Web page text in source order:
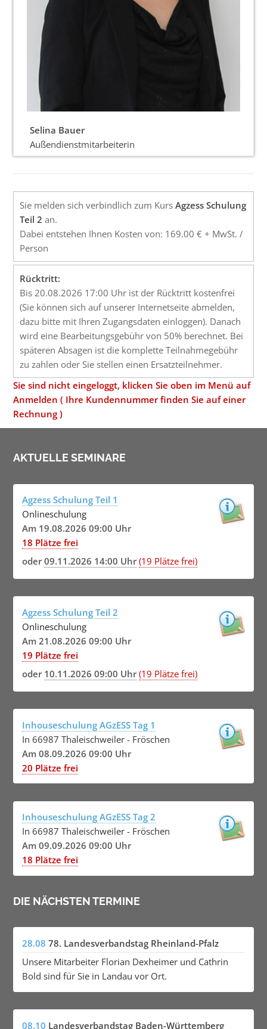
Selina Bauer
Außendienstmitarbeiterin
Sie melden sich verbindlich zum Kurs Agzess Schulung
Teil 2 an.
Dabei entstehen Ihnen Kosten von: 169.00 € + MwSt. /
Person
Rücktritt:
Bis 20.08.2026 17:00 Uhr ist der Rücktritt kostenfrei
(Sie können sich auf unserer Internetseite abmelden,
dazu bitte mit Ihren Zugangsdaten einloggen). Danach
wird eine Bearbeitungsgebühr von 50% berechnet. Bei
späteren Absagen ist die komplette Teilnahmegebühr
zu zahlen oder Sie stellen einen Ersatzteilnehmer.
Sie sind nicht eingeloggt, klicken Sie oben im Menü auf
Anmelden ( Ihre Kundennummer finden Sie auf einer
Rechnung )
AKTUELLE SEMINARE
Agzess Schulung Teil 1
Onlineschulung
Am 19.08.2026 09:00 Uhr
18 Plätze frei
oder09.11.2026 14:00 Uhr (19 Plätze frei)
Agzess Schulung Teil 2
Onlineschulung
Am 21.08.2026 09:00 Uhr
19 Plätze frei
oder 10.11.2026 09:00 Uhr (19 Plätze frei)
Inhouseschulung AGzESS Tag 1
In 66987 Thaleischweiler - Fröschen
Am 08.09.2026 09:00 Uhr
20 Plätze frei
Inhouseschulung AGzESS Tag 2
In 66987 Thaleischweiler - Fröschen
Am 09.09.2026 09:00 Uhr
18 Plätze frei
DIE NÄCHSTEN TERMINE
28.08 78. Landesverbandstag Rheinland-Pfalz
Unsere Mitarbeiter Florian Dexheimer und Cathrin
Bold sind für Sie in Landau vor Ort.
08.10 Landesverbandstag Baden-Württemberg